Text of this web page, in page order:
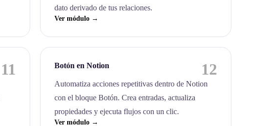
dato derivado de tus relaciones.
Ver módulo →
11 Botón en Notion 12
Automatiza acciones repetitivas dentro de Notion
con el bloque Botón. Crea entradas, actualiza
propiedades y ejecuta flujos con un clic.
Ver módulo →